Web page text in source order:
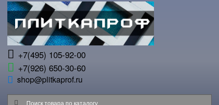
+7(495) 105-92-00
+7(926) 650-30-60
shop@plitkaprof.ru